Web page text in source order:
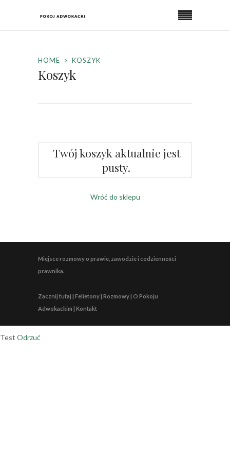
HOME KOSZYK
Koszyk
Twój koszyk aktualnie jest
pusty.
Wróć do sklepu
Miejsce rozmowy o prawie, zawodzie i codzienności
prawnika.
Zacznij tutaj | Felietony | Rozmowy | O Pokoju
Adwokackim | Kontakt
Test Odrzuć